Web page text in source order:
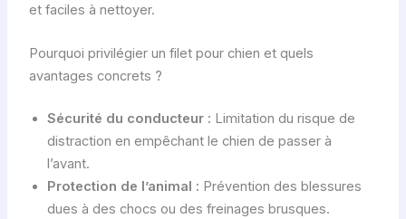
et faciles à nettoyer.
Pourquoi privilégier un filet pour chien et quels
avantages concrets ?
Sécurité du conducteur : Limitation du risque de
distraction en empêchant le chien de passer à
l’avant.
Protection de l’animal : Prévention des blessures
dues à des chocs ou des freinages brusques.